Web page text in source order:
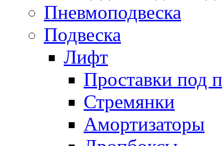
Пневмоподвеска
Подвеска
Лифт
Проставки под
Стремянки
Амортизаторы